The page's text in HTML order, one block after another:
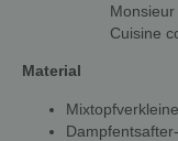
Cuisine
Material